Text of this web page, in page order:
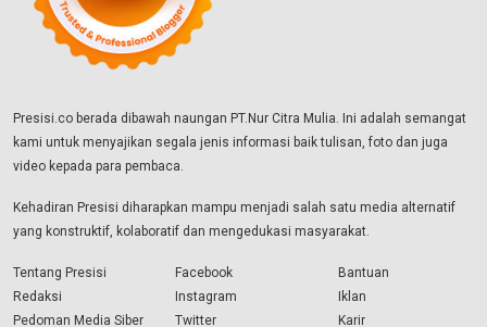
Presisi.co berada dibawah naungan PT.Nur Citra Mulia. Ini adalah semangat
kami untuk menyajikan segala jenis informasi baik tulisan, foto dan juga
video kepada para pembaca.
Kehadiran Presisi diharapkan mampu menjadi salah satu media alternatif
yang konstruktif, kolaboratif dan mengedukasi masyarakat.
Tentang Presisi
Redaksi
Pedoman Media Siber
Facebook
Instagram
Twitter
Bantuan
Iklan
Karir